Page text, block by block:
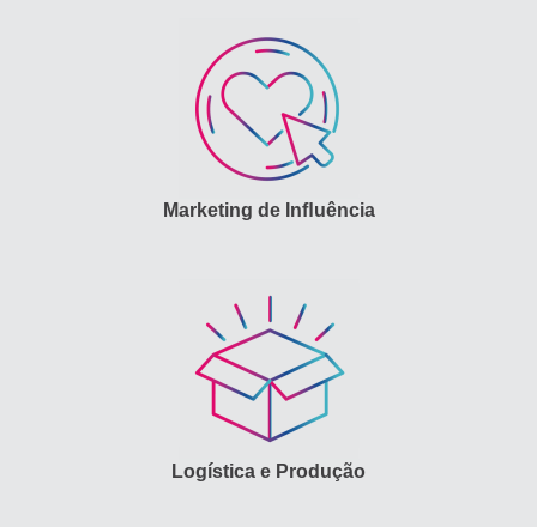
Marketing de Inﬂuência
Logística e Produção